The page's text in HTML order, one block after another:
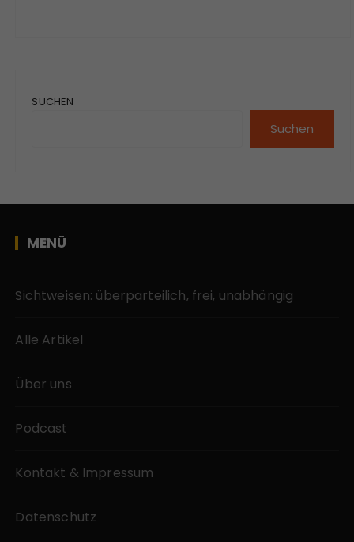
SUCHEN
Suchen
MENÜ
Sichtweisen: überparteilich, frei, unabhängig
Alle Artikel
Über uns
Podcast
Kontakt & Impressum
Datenschutz